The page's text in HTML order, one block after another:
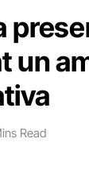
un
Read